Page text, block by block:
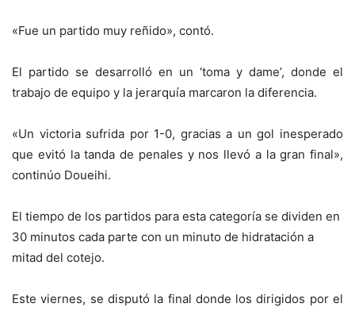
«Fue un partido muy reñido», contó.
El partido se desarrolló en un ‘toma y dame’, donde el
trabajo de equipo y la jerarquía marcaron la diferencia.
«Un victoria sufrida por 1-0, gracias a un gol inesperado
que evitó la tanda de penales y nos llevó a la gran final»,
continúo Doueihi.
El tiempo de los partidos para esta categoría se dividen en
30 minutos cada parte con un minuto de hidratación a
mitad del cotejo.
Este viernes, se disputó la final donde los dirigidos por el